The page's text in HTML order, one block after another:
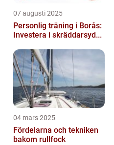
07 augusti 2025
Personlig träning i Borås:
Investera i skräddarsyd...
04 mars 2025
Fördelarna och tekniken
bakom rullfock